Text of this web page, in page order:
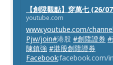
【創陞觀點】穿萬七 (26/
youtube.com
www.youtube.com/
Pjw/join#港股#創陞證券
陳鎮強 #港股創陞證券
Facebook:facebook.com/